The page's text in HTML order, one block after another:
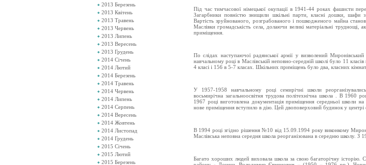
2013 Березень
2013 Квітень
2013 Травень
2013 Червень
2013 Липень
2013 Вересень
2013 Грудень
2014 Січень
2014 Лютий
2014 Березень
2014 Травень
2014 Червень
2014 Липень
2014 Серпень
2014 Вересень
2014 Жовтень
2014 Листопад
2014 Грудень
2015 Січень
2015 Лютий
2015 Березень
Під час тимчасової німецької окупації в 1941-44 роках фашисти
Загарбники повністю знищили шкільні парти, класні дошки, шафи з
Вартість зруйнованого, розграбованого і пошкодженого майна
Маслівки громадськість села, долаючи великі матеріальні труднощі,
приміщення.
По слідах наступаючої радянської армії у визволений
навчальному році в Маслівській неповно-середній школі було 11
4 класі і 156 в 5-7 класах. Шкільних приміщень було два, класних
У 1957-1958 навчальному році семирічні школи
восьмирічна загальноосвітня трудова політехнічна школа . В 1960
1967 році виготовлена документація приміщення середньої школи
нове приміщення вступило в дію. Цей двоповерховий будинок у центрі
В 1994 році згідно рішення №10 від 15.09.1994 року виконкому
Маслівська неповна середня школа реорганізована в середню школу. З
Багато хороших людей виховала школа за свою багаторічну історію.